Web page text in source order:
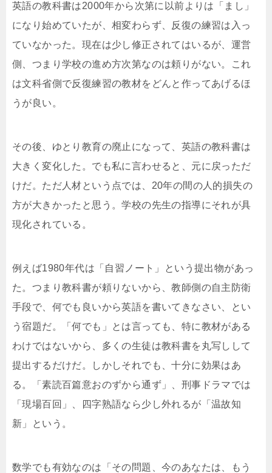
英語の教科書は2000年から次第に以前よりは「まし」
になり始めていたが、相変わらず、反復の練習は入っ
ていなかった。現在は少し修正されてはいるが、運営
側、つまり学校の進め方次第なのは頼りがない。これ
は文科省側で反復練習の教材をどんと作ってあげるほ
うが良い。
その後、ゆとり教育の廃止になって、英語の教科書は
大きく変化した。でも私に言わせると、元に戻っただ
けだ。ただ人材という点では、20年の間の人的損失の
方が大きかったと思う。学校の先生の指導にそれが具
現化されている。
例えば1980年代は「自習ノート」という提出物があっ
た。つまり教科書が頼りないから、教師側の自主防衛
手段で、何でも良いから英語を書いてきなさい、とい
う宿題だ。「何でも」とは言っても、特に教材がある
わけではないから、多くの生徒は教科書を丸写しして
提出するだけだ。しかしそれでも、十分に効果はあ
る。「素読百篇意おのずから通ず」、刑事ドラマでは
「現場百回」、四字熟語なら少し外れるが「温故知
新」という。
数学でも有効なのは「その問題、今のあなたは、もう